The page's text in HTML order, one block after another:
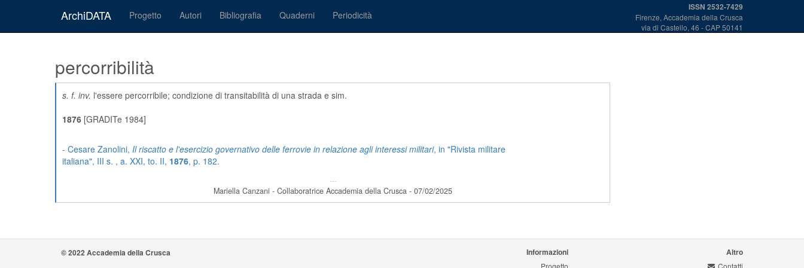
ArchiDATA Progetto Autori Bibliografia Quaderni Periodicità
ISSN 2532-7429
Firenze, Accademia della Crusca
via di Castello, 46 - CAP 50141
percorribilità
s. f. inv. l'essere percorribile; condizione di transitabilità di una strada e sim.
1876 [GRADITe 1984]
- Cesare Zanolini, Il riscatto e l'esercizio governativo delle ferrovie in relazione agli interessi militari, in "Rivista militare
italiana", III s. , a. XXI, to. II, 1876, p. 182.
---
Mariella Canzani - Collaboratrice Accademia della Crusca - 07/02/2025
© 2022 Accademia della Crusca Informazioni
Progetto
Altro
Contatti